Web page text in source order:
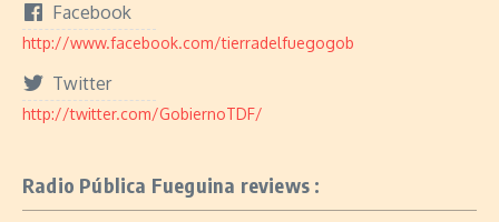
Facebook
http://www.facebook.com/tierradelfuegogob
Twitter
http://twitter.com/GobiernoTDF/
Radio Pública Fueguina reviews :